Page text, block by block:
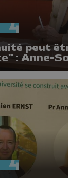
peut
: Anne-
de